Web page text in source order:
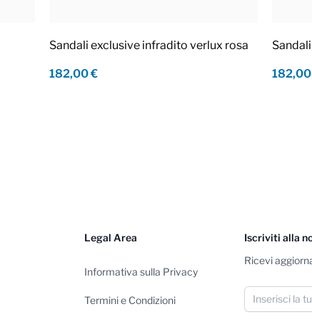
Sandali exclusive infradito verlux rosa
182,00 €
Legal Area
Informativa sulla Privacy
Termini e Condizioni
Iscriviti alla
Ricevi
Indirizzo